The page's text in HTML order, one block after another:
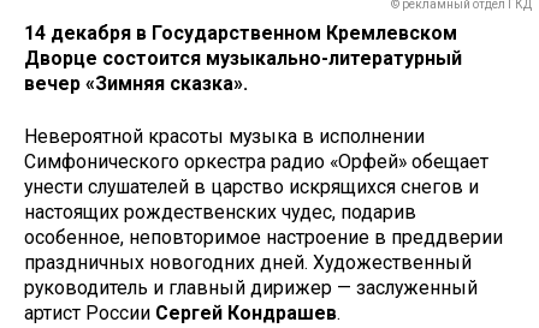
© рекламный отдел ГКД
14 декабря в Государственном Кремлевском
Дворце состоится музыкально-литературный
вечер «Зимняя сказка».
Невероятной красоты музыка в исполнении
Симфонического оркестра радио «Орфей» обещает
унести слушателей в царство искрящихся снегов и
настоящих рождественских чудес, подарив
особенное, неповторимое настроение в преддверии
праздничных новогодних дней. Художественный
руководитель и главный дирижер — заслуженный
артист России Сергей Кондрашев.